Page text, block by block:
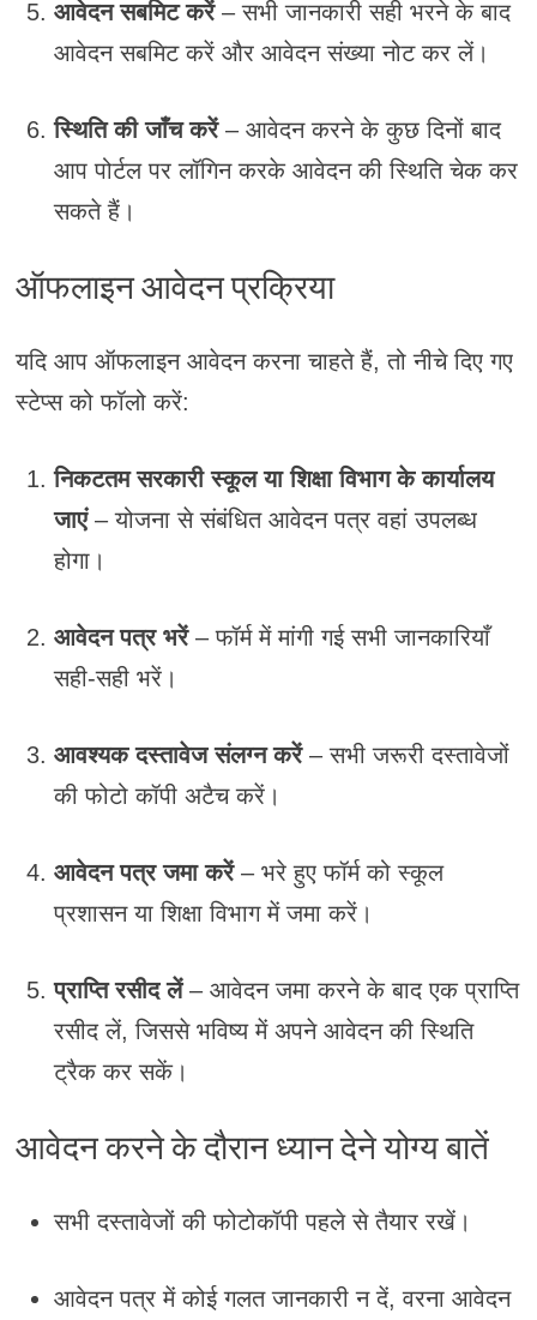
आवेदन सबमिट करें– सभी जानकारी सही भरने के बाद
आवेदन सबमिट करें और आवेदन संख्या नोट कर लें।
स्थिति की जाँच करें– आवेदन करने के कुछ दिनों बाद
आप पोर्टल पर लॉगिन करके आवेदन की स्थिति चेक कर
सकते हैं।
ऑफलाइन आवेदन प्रक्रिया
यदि आप ऑफलाइन आवेदन करना चाहते हैं, तो नीचे दिए गए
स्टेप्स को फॉलो करें:
निकटतम सरकारी स्कूल या शिक्षा विभाग के कार्यालय
जाएं– योजना से संबंधित आवेदन पत्र वहां उपलब्ध
होगा।
आवेदन पत्र भरें– फॉर्म में मांगी गई सभी जानकारियाँ
सही-सही भरें।
आवश्यक दस्तावेज संलग्न करें– सभी जरूरी दस्तावेजों
की फोटो कॉपी अटैच करें।
आवेदन पत्र जमा करें– भरे हुए फॉर्म को स्कूल
प्रशासन या शिक्षा विभाग में जमा करें।
प्राप्ति रसीद लें– आवेदन जमा करने के बाद एक प्राप्ति
रसीद लें, जिससे भविष्य में अपने आवेदन की स्थिति
ट्रैक कर सकें।
आवेदन करने के दौरान ध्यान देने योग्य बातें
सभी दस्तावेजों की फोटोकॉपी पहले से तैयार रखें।
आवेदन पत्र में कोई गलत जानकारी न दें, वरना आवेदन